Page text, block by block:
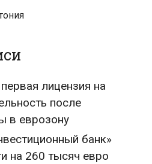
лицензия на
после
в еврозону
банк»
на 260 тысяч евро